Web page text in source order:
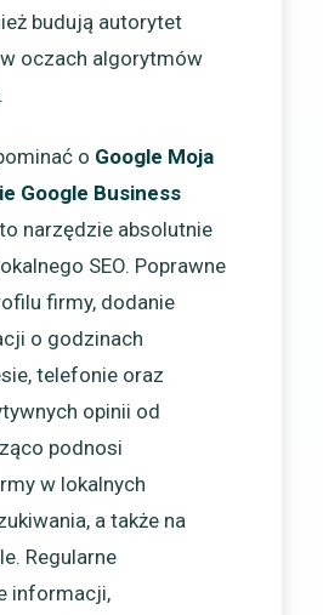
budują autorytet
oczach algorytmów
o Google Moja
Google Business
narzędzie absolutnie
SEO. Poprawne
firmy, dodanie
o godzinach
telefonie oraz
opinii od
podnosi
w lokalnych
a także na
Regularne
informacji,